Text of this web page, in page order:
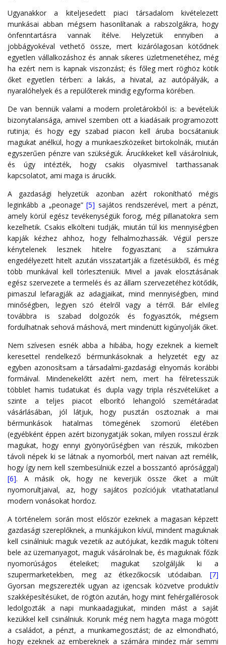
Ugyanakkor a kiteljesedett piaci társadalom kivételezett
munkásai abban mégsem hasonlítanak a rabszolgákra, hogy
önfenntartásra vannak ítélve. Helyzetük ennyiben a
jobbágyokéval vethető össze, mert kizárólagosan kötődnek
egyetlen vállalkozáshoz és annak sikeres üzletmenetéhez, még
ha ezért nem is kapnak viszonzást; és főleg mert röghöz kötik
őket egyetlen térben: a lakás, a hivatal, az autópályák, a
nyaralóhelyek és a repülőterek mindig egyforma körében.
De van bennük valami a modern proletárokból is: a bevételük
bizonytalansága, amivel szemben ott a kiadásaik programozott
rutinja; és hogy egy szabad piacon kell áruba bocsátaniuk
magukat anélkül, hogy a munkaeszközeiket birtokolnák, miután
egyszerűen pénzre van szükségük. Árucikkeket kell vásárolniuk,
és úgy intézték, hogy csakis olyasmivel tarthassanak
kapcsolatot, ami maga is árucikk.
A gazdasági helyzetük azonban azért rokonítható mégis
leginkább a „peonage”[5] sajátos rendszerével, mert a pénzt,
amely körül egész tevékenységük forog, még pillanatokra sem
kezelhetik. Csakis elkölteni tudják, miután túl kis mennyiségben
kapják kézhez ahhoz, hogy felhalmozhassák. Végül persze
kénytelenek lesznek hitelre fogyasztani; a számukra
engedélyezett hitelt azután visszatartják a fizetésükből, és még
több munkával kell törleszteniük. Mivel a javak elosztásának
egész szervezete a termelés és az állam szervezetéhez kötődik,
pimaszul lefaragják az adagjaikat, mind mennyiségben, mind
minőségben, legyen szó ételről vagy a térről. Bár elvileg
továbbra is szabad dolgozók és fogyasztók, mégsem
fordulhatnak sehová máshová, mert mindenütt kigúnyolják őket.
Nem szívesen esnék abba a hibába, hogy ezeknek a kiemelt
keresettel rendelkező bérmunkásoknak a helyzetét egy az
egyben azonosítsam a társadalmi-gazdasági elnyomás korábbi
formáival. Mindenekelőtt azért nem, mert ha félretesszük
többlet hamis tudatukat és dupla vagy tripla részvételüket a
szinte a teljes piacot elborító lehangoló szemétáradat
vásárlásában, jól látjuk, hogy pusztán osztoznak a mai
bérmunkások hatalmas tömegének szomorú életében
(egyébként éppen azért bizonygatják sokan, milyen rosszul érzik
magukat, hogy ennyi gyönyörűségben van részük, miközben
távoli népek ki se látnak a nyomorból, mert naivan azt remélik,
hogy így nem kell szembesülniük ezzel a bosszantó aprósággal)
[6]. A másik ok, hogy ne keverjük össze őket a múlt
nyomorultjaival, az, hogy sajátos pozíciójuk vitathatatlanul
modern vonásokat hordoz.
A történelem során most először ezeknek a magasan képzett
gazdasági szereplőknek, a munkájukon kívül, mindent maguknak
kell csinálniuk: maguk vezetik az autójukat, kezdik maguk tölteni
bele az üzemanyagot, maguk vásárolnak be, és maguknak főzik
nyomorúságos ételeiket; magukat szolgálják ki a
szupermarketekben, meg az étkezőkocsik utódaiban. [7]
Gyorsan megszerezték ugyan az igencsak közvetve produktív
szakképesítésüket, de rögtön azután, hogy mint fehérgallérosok
ledolgozták a napi munkaadagjukat, minden mást a saját
kezükkel kell csinálniuk. Korunk még nem hagyta maga mögött
a családot, a pénzt, a munkamegosztást; de az elmondható,
hogy ezeknek az embereknek a számára mindez már semmi